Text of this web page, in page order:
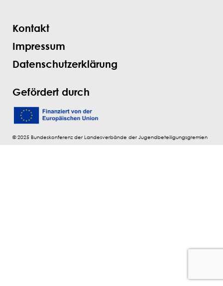
Kontakt
Impressum
Datenschutzerklärung
Gefördert durch
© 2025 Bundeskonferenz der Landesverbände der Jugendbeteiligungsgremien